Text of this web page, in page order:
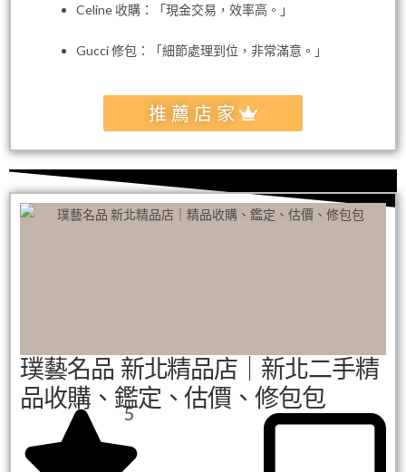
Celine 收購：「現金交易，效率高。」
Gucci 修包：「細節處理到位，非常滿意。」
推薦店家
璞藝名品 新北精品店｜新北二手精
品收購、鑑定、估價、修包包
5